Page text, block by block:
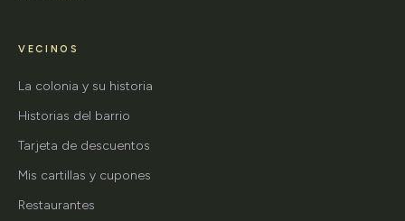
VECINOS
La colonia y su historia
Historias del barrio
Tarjeta de descuentos
Mis cartillas y cupones
Restaurantes